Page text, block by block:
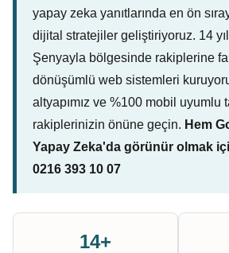
yapay zeka yanıtlarında en ön
dijital stratejiler geliştiriyoruz. 14
Şenyayla bölgesinde rakiplerine
dönüşümlü web sistemleri
altyapımız ve %100 mobil uyumlu
rakiplerinizin önüne geçin. Hem
Yapay Zeka'da görünür olmak
0216 393 10 07
14+